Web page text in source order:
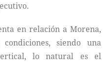
en relación a Morena,
siendo una
lo natural es el